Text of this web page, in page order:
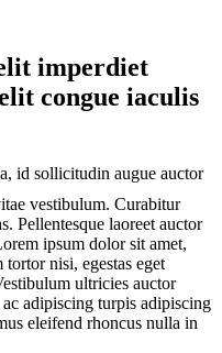
imperdiet
congue iaculis
id sollicitudin augue auctor
vestibulum. Curabitur
Pellentesque laoreet auctor
ipsum dolor sit amet,
nisi, egestas eget
ultricies auctor
adipiscing turpis adipiscing
eleifend rhoncus nulla in